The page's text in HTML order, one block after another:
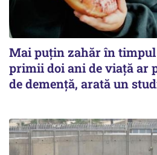
Mai puțin zahăr în
primii doi ani de viață ar
de demență, arată un